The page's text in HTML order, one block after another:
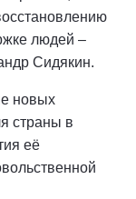
людей –
Сидякин.
новых
страны в
её